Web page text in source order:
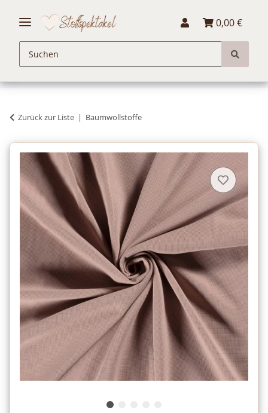
0,00 €
Zurück zur Liste Baumwollstoffe